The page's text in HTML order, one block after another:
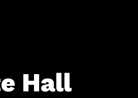
Hall